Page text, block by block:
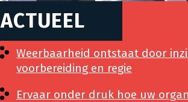
ACTUEEL
Weerbaarheid ontstaat door
voorbereiding en regie
Ervaar onder druk hoe uw